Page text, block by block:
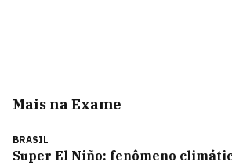
Mais na Exame
BRASIL
Super El Niño: fenômeno